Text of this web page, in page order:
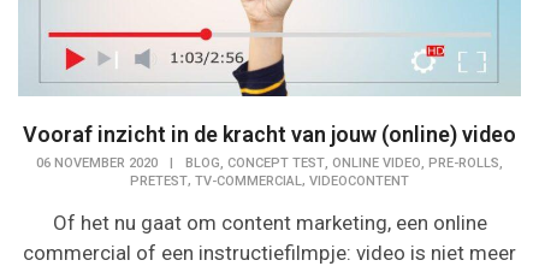
Vooraf inzicht in de kracht van jouw (online) video
06 NOVEMBER 2020 BLOG, CONCEPT TEST, ONLINE VIDEO, PRE-ROLLS,
PRETEST, TV-COMMERCIAL , VIDEOCONTENT
Of het nu gaat om content marketing, een online
commercial of een instructiefilmpje: video is niet meer